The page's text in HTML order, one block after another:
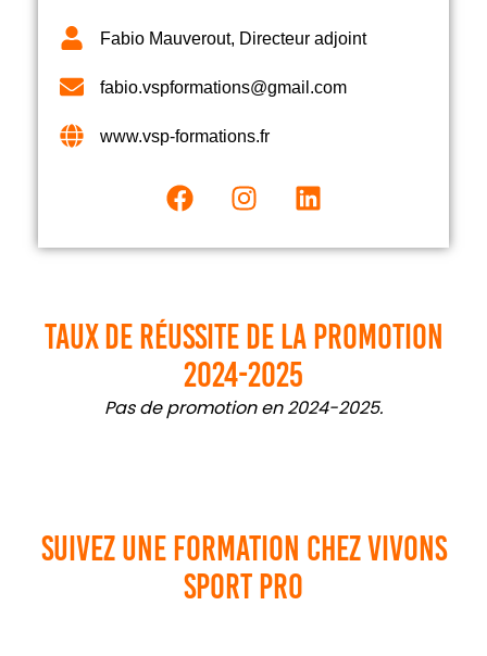
Fabio Mauverout, Directeur adjoint
fabio.vspformations@gmail.com
www.vsp-formations.fr
Taux de réussite de la promotion
2024-2025
Pas de promotion en 2024-2025.
Suivez une formation chez VIVONS
SPORT PRO